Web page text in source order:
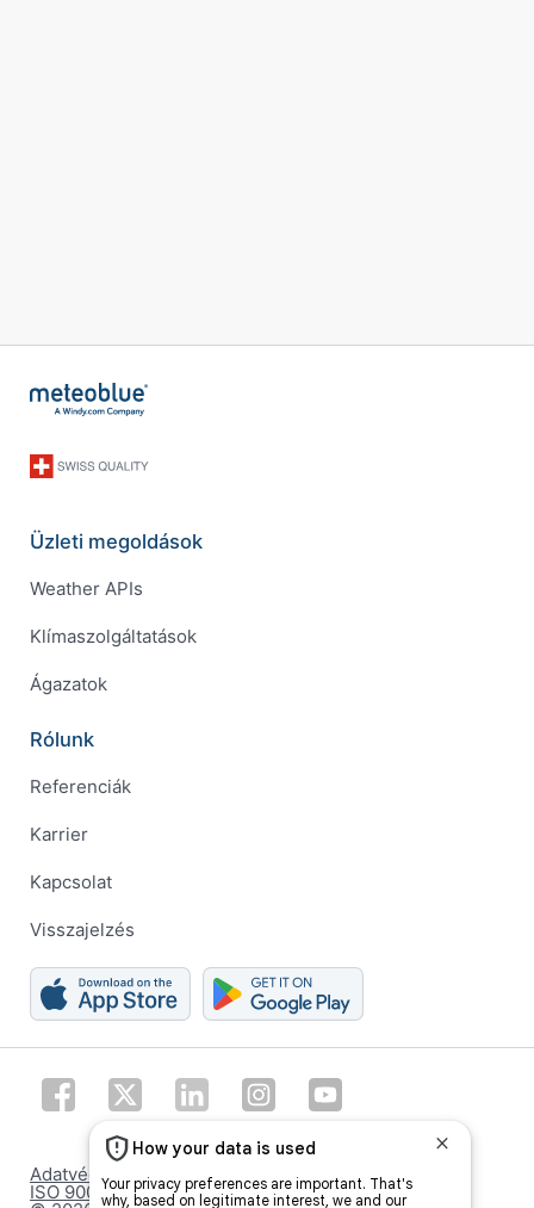
Üzleti megoldások
Weather APIs
Klímaszolgáltatások
Ágazatok
Rólunk
Referenciák
Karrier
Kapcsolat
Visszajelzés
ISO 9001 certificate
Adatvédelmi beállítások